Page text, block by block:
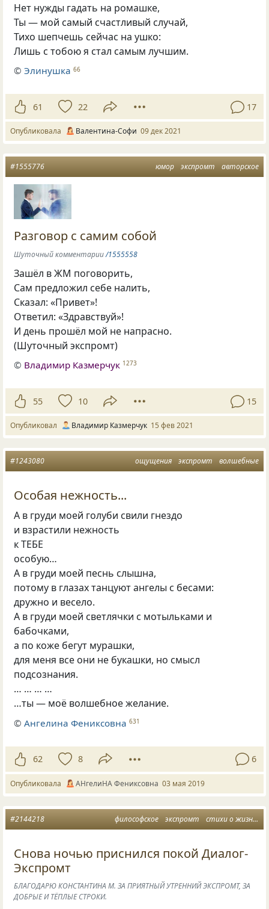
Нет нужды гадать на ромашке,
Ты — мой самый счастливый случай,
Тихо шепчешь сейчас на ушко:
Лишь с тобою я стал самым лучшим.
©Элинушка 66
61 22 17
Опубликовала Валентина-Софи 09 дек 2021
юмор экспромт авторское
#1555776
Разговор с самим собой
Шуточный комментарии/1555558
Зашёл в ЖМ поговорить,
Сам предложил себе налить,
Сказал: «Привет»!
Ответил: «Здравствуй»!
И день прошёл мой не напрасно.
(Шуточный экспромт)
© Владимир Казмерчук 1273
55 10 15
Опубликовал Владимир Казмерчук 15 фев 2021
ощущения экспромт волшебные
#1243080
Особая нежность...
А в груди моей голуби свили гнездо
и взрастили нежность
к ТЕБЕ
особую…
А в груди моей песнь слышна,
потому в глазах танцуют ангелы с бесами:
дружно и весело.
А в груди моей светлячки с мотыльками и
бабочками,
а по коже бегут мурашки,
для меня все они не букашки, но смысл
подсознания.
… … … …
…ты — моё волшебное желание.
©Ангелина Фениксовна 631
62 8 6
Опубликовала АНгелиНА Фениксовна 03 мая 2019
философское экспромт стихи о жизни
#2144218
Снова ночью приснился покой Диалог-
Экспромт
БЛАГОДАРЮ КОНСТАНТИНА М. ЗА ПРИЯТНЫЙ УТРЕННИЙ ЭКСПРОМТ, ЗА
ДОБРЫЕ И ТЁПЛЫЕ СТРОКИ.